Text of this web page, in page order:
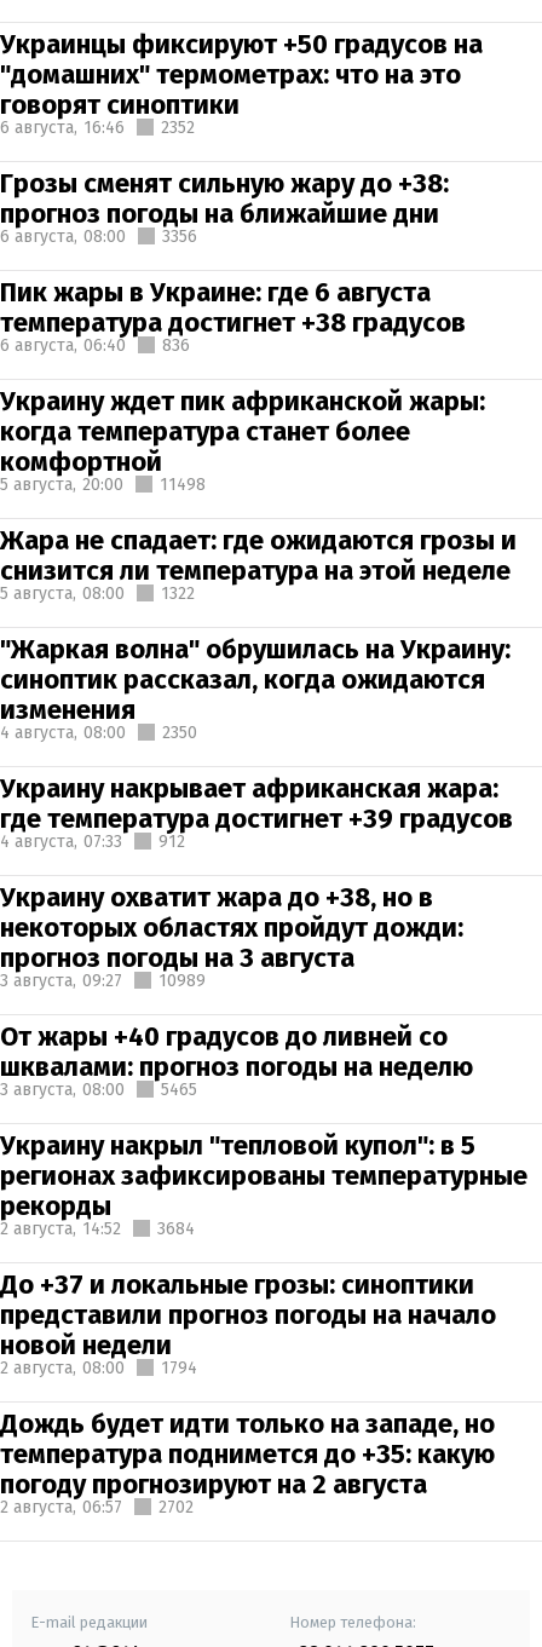
Украинцы фиксируют +50 градусов на
"домашних" термометрах: что на это
говорят синоптики
6 августа, 16:46 2352
Грозы сменят сильную жару до +38:
прогноз погоды на ближайшие дни
6 августа, 08:00 3356
Пик жары в Украине: где 6 августа
температура достигнет +38 градусов
6 августа, 06:40 836
Украину ждет пик африканской жары:
когда температура станет более
комфортной
5 августа, 20:00 11498
Жара не спадает: где ожидаются грозы и
снизится ли температура на этой неделе
5 августа, 08:00 1322
"Жаркая волна" обрушилась на Украину:
синоптик рассказал, когда ожидаются
изменения
4 августа, 08:00 2350
Украину накрывает африканская жара:
где температура достигнет +39 градусов
4 августа, 07:33 912
Украину охватит жара до +38, но в
некоторых областях пройдут дожди:
прогноз погоды на 3 августа
3 августа, 09:27 10989
От жары +40 градусов до ливней со
шквалами: прогноз погоды на неделю
3 августа, 08:00 5465
Украину накрыл "тепловой купол": в 5
регионах зафиксированы температурные
рекорды
2 августа, 14:52 3684
До +37 и локальные грозы: синоптики
представили прогноз погоды на начало
новой недели
2 августа, 08:00 1794
Дождь будет идти только на западе, но
температура поднимется до +35: какую
погоду прогнозируют на 2 августа
2 августа, 06:57 2702
E-mail редакции Номер телефона: